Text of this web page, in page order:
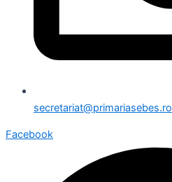
secretariat@primariasebes.ro
Facebook